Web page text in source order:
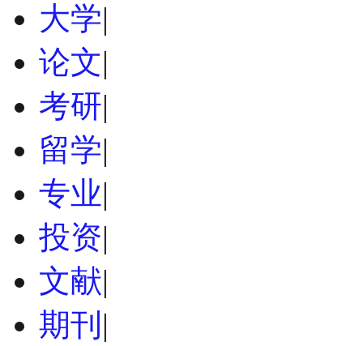
大学|
论文|
考研|
留学|
专业|
投资|
文献|
期刊 |